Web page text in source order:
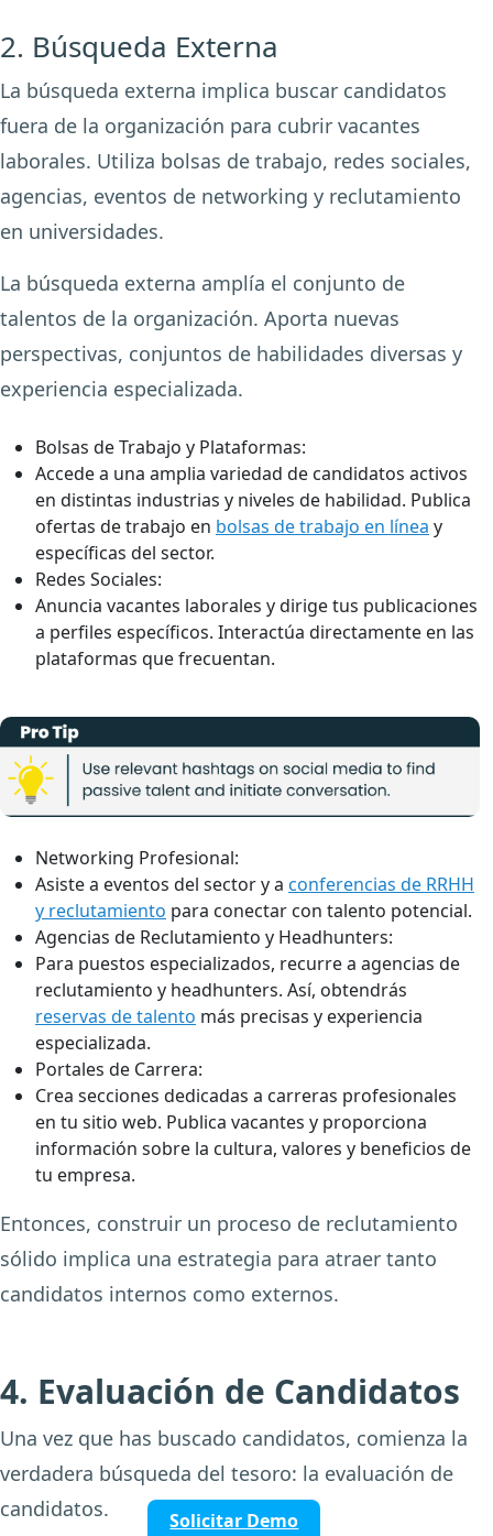
2. Búsqueda Externa
La búsqueda externa implica buscar candidatos
fuera de la organización para cubrir vacantes
laborales. Utiliza bolsas de trabajo, redes sociales,
agencias, eventos de networking y reclutamiento
en universidades.
La búsqueda externa amplía el conjunto de
talentos de la organización. Aporta nuevas
perspectivas, conjuntos de habilidades diversas y
experiencia especializada.
Bolsas de Trabajo y Plataformas:
Accede a una amplia variedad de candidatos activos
en distintas industrias y niveles de habilidad. Publica
ofertas de trabajo en bolsas de trabajo en línea y
específicas del sector.
Redes Sociales:
Anuncia vacantes laborales y dirige tus publicaciones
a perfiles específicos. Interactúa directamente en las
plataformas que frecuentan.
Networking Profesional:
Asiste a eventos del sector y a conferencias de RRHH
y reclutamiento para conectar con talento potencial.
Agencias de Reclutamiento y Headhunters:
Para puestos especializados, recurre a agencias de
reclutamiento y headhunters. Así, obtendrás
reservas de talento más precisas y experiencia
especializada.
Portales de Carrera:
Crea secciones dedicadas a carreras profesionales
en tu sitio web. Publica vacantes y proporciona
información sobre la cultura, valores y beneficios de
tu empresa.
Entonces, construir un proceso de reclutamiento
sólido implica una estrategia para atraer tanto
candidatos internos como externos.
4. Evaluación de Candidatos
Una vez que has buscado candidatos, comienza la
verdadera búsqueda del tesoro: la evaluación de
candidatos.
Solicitar Demo